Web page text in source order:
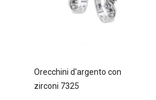
Orecchini d'argento con
zirconi 7325